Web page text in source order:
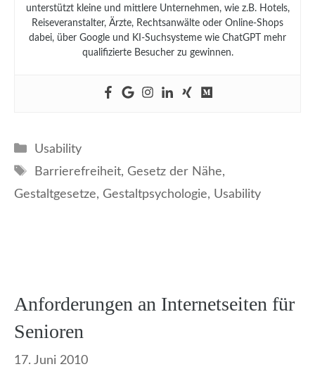
unterstützt kleine und mittlere Unternehmen, wie z.B. Hotels,
Reiseveranstalter, Ärzte, Rechtsanwälte oder Online-Shops
dabei, über Google und KI-Suchsysteme wie ChatGPT mehr
qualifizierte Besucher zu gewinnen.
Kategorien
Usability
Schlagwörter
Barrierefreiheit, Gesetz der Nähe,
Gestaltgesetze, Gestaltpsychologie, Usability
Anforderungen an Internetseiten für
Senioren
17. Juni 2010